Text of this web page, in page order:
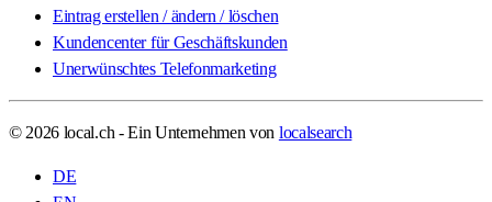
Eintrag erstellen / ändern / löschen
Kundencenter für Geschäftskunden
Unerwünschtes Telefonmarketing
© 2026 local.ch - Ein Unternehmen von localsearch
DE